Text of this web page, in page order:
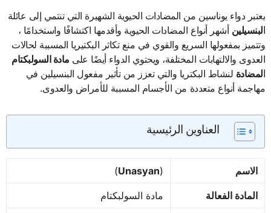
يعتبر دواء يوناسين من المضادات الحيوية الشهيرة التي تنتمي إلى عائلة
البنسيلين أشهر أنواع المضادات الحيوية وأقدمها اكتشافًا واستخدامًا ،
وتتميز بمفعولها السريع والقوي في منع تكاثر البكتيريا المسببة لحالات
العدوى والالتهابات المختلفة، ويحتوي الدواء أيضًا على مادة السولبكتام
المضادة لنشاط البكتريا والتي تعزز من تأثير مفعول البنسيلين في
مهاجمة أنواع متعددة من الأجسام المسببة للأمراض والعدوى.
العناوين الرئيسية
الاسم (
Unasyan
)
المادة الفعالة مادة السولبكتام